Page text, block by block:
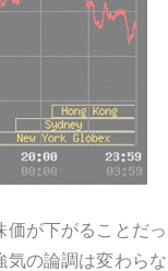
が下がることだ
の論調は変わら